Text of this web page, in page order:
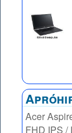
Acer
FHD IPS /